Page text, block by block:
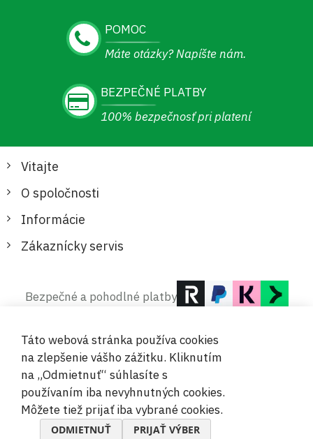
POMOC
Máte otázky? Napíšte nám.
BEZPEČNÉ PLATBY
100% bezpečnosť pri platení
Vitajte
O spoločnosti
Informácie
Zákaznícky servis
Bezpečné a pohodlné platby
© 2019-2026 Megamix s.r.o.
Táto webová stránka používa cookies
na zlepšenie vášho zážitku. Kliknutím
na „Odmietnuť“ súhlasíte s
používaním iba nevyhnutných cookies.
Môžete tiež prijať iba vybrané cookies.
ODMIETNUŤ PRIJAŤ VÝBER